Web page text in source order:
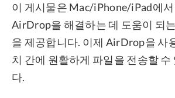
이 게시물은 Mac/iPhone/iPad에
AirDrop을 해결하는 데 도움이 되
을 제공합니다. 이제 AirDrop을 사
치 간에 원활하게 파일을 전송할 수
다.